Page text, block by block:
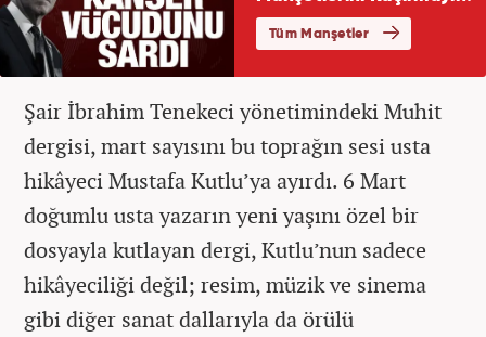
Şair İbrahim Tenekeci yönetimindeki Muhit
dergisi, mart sayısını bu toprağın sesi usta
hikâyeci Mustafa Kutlu’ya ayırdı. 6 Mart
doğumlu usta yazarın yeni yaşını özel bir
dosyayla kutlayan dergi, Kutlu’nun sadece
hikâyeciliği değil; resim, müzik ve sinema
gibi diğer sanat dallarıyla da örülü